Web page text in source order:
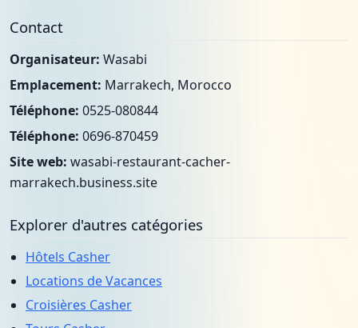
Contact
Organisateur: Wasabi
Emplacement: Marrakech, Morocco
Téléphone: 0525-080844
Téléphone: 0696-870459
Site web: wasabi-restaurant-cacher-
marrakech.business.site
Explorer d'autres catégories
Hôtels Casher
Locations de Vacances
Croisières Casher